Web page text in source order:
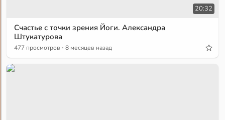
20:32
Счастье с точки зрения Йоги. Александра
Штукатурова
477 просмотров · 8 месяцев назад